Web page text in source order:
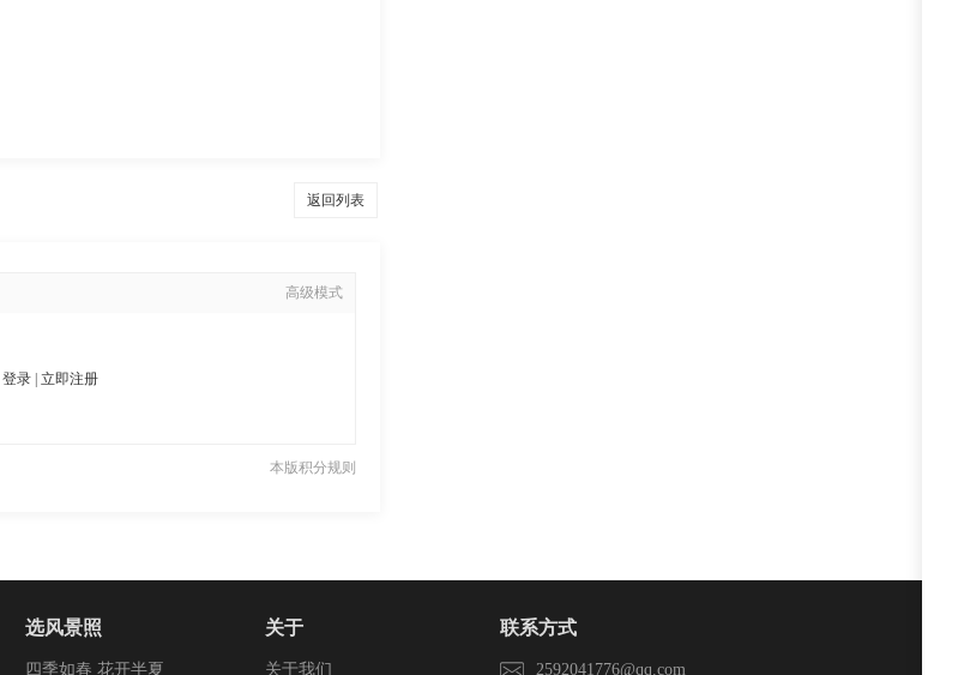
返回列表
高级模式
登录 立即注册
本版积分规则
选风景照
四季如春 花开半夏
关于
关于我们
联系方式
2592041776@qq.com